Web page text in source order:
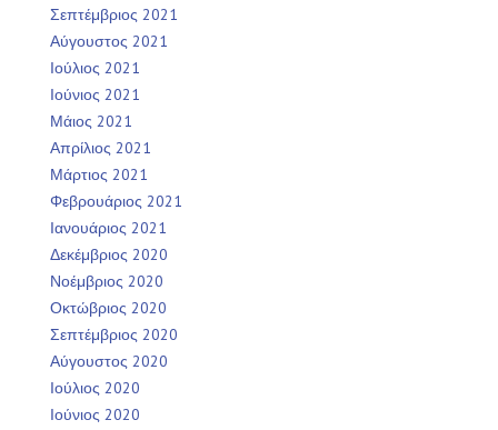
Σεπτέμβριος 2021
Αύγουστος 2021
Ιούλιος 2021
Ιούνιος 2021
Μάιος 2021
Απρίλιος 2021
Μάρτιος 2021
Φεβρουάριος 2021
Ιανουάριος 2021
Δεκέμβριος 2020
Νοέμβριος 2020
Οκτώβριος 2020
Σεπτέμβριος 2020
Αύγουστος 2020
Ιούλιος 2020
Ιούνιος 2020